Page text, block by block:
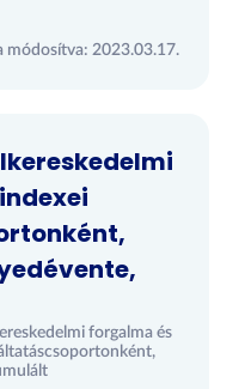
módosítva: 2023.03.17.
forgalma és